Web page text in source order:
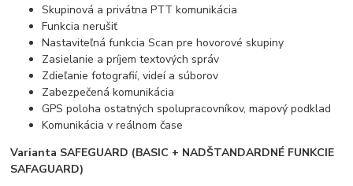
Skupinová a privátna PTT komunikácia
Funkcia nerušiť
Nastaviteľná funkcia Scan pre hovorové skupiny
Zasielanie a príjem textových správ
Zdieľanie fotografií, videí a súborov
Zabezpečená komunikácia
GPS poloha ostatných spolupracovníkov, mapový podklad
Komunikácia v reálnom čase
Varianta SAFEGUARD (BASIC + NADŠTANDARDNÉ FUNKCIE
SAFAGUARD)